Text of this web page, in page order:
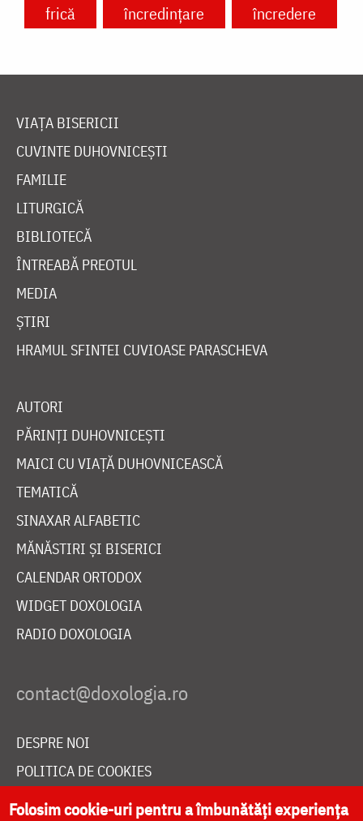
frică
încredințare încredere
VIAȚA BISERICII
CUVINTE DUHOVNICEȘTI
FAMILIE
LITURGICĂ
BIBLIOTECĂ
ÎNTREABĂ PREOTUL
MEDIA
ȘTIRI
HRAMUL SFINTEI CUVIOASE PARASCHEVA
AUTORI
PĂRINȚI DUHOVNICEȘTI
MAICI CU VIAȚĂ DUHOVNICEASCĂ
TEMATICĂ
SINAXAR ALFABETIC
MĂNĂSTIRI ȘI BISERICI
CALENDAR ORTODOX
WIDGET DOXOLOGIA
RADIO DOXOLOGIA
DESPRE NOI
POLITICA DE COOKIES
DONEAZĂ ONLINE PENTRU CATEDRALA NAȚIONALĂ
Folosim cookie-uri pentru a îmbunătăți experiența